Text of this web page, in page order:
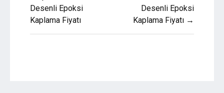
gezinmesi
Desenli Epoksi
Kaplama Fiyatı
Desenli Epoksi
Kaplama Fiyatı →